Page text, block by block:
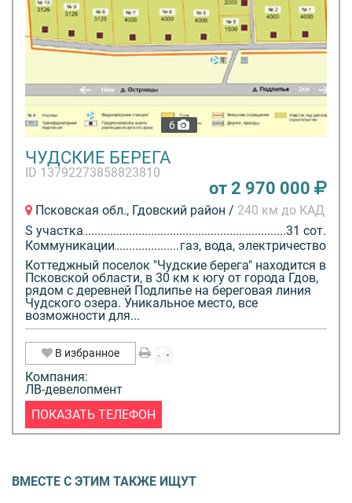
6
ЧУДСКИЕ БЕРЕГА
ID 13792273858823810
от 2 970 000
Псковская обл., Гдовский район / 240 км до КАД
S участка
31 сот.
Коммуникации
газ, вода, электричество
Коттеджный поселок "Чудские берега" находится в
Псковской области, в 30 км к югу от города Гдов,
рядом с деревней Подлипье на береговая линия
Чудского озера. Уникальное место, все
возможности для...
В избранное
Компания:
ЛВ-девелопмент
ПОКАЗАТЬ ТЕЛЕФОН
ВМЕСТЕ С ЭТИМ ТАКЖЕ ИЩУТ